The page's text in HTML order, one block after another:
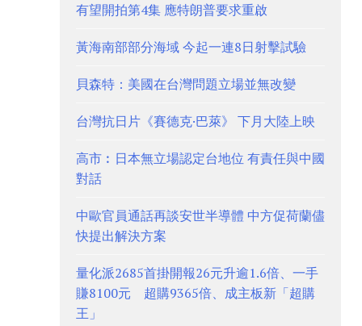
有望開拍第4集 應特朗普要求重啟
黃海南部部分海域 今起一連8日射擊試驗
貝森特：美國在台灣問題立場並無改變
台灣抗日片《賽德克·巴萊》 下月大陸上映
高市︰日本無立場認定台地位 有責任與中國
對話
中歐官員通話再談安世半導體 中方促荷蘭儘
快提出解決方案
量化派2685首掛開報26元升逾1.6倍、一手
賺8100元 超購9365倍、成主板新「超購
王」